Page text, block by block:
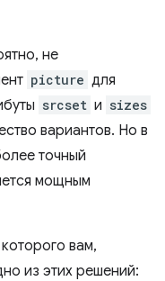
не
picture для
srcset и sizes
вариантов. Но в
точный
мощным
вам,
из этих решений: